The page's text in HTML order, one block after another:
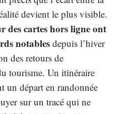
devient le plus visible.
des cartes hors ligne ont
notables depuis l’hiver
des retours de
tourisme. Un itinéraire
un départ en randonnée
sur un tracé qui ne